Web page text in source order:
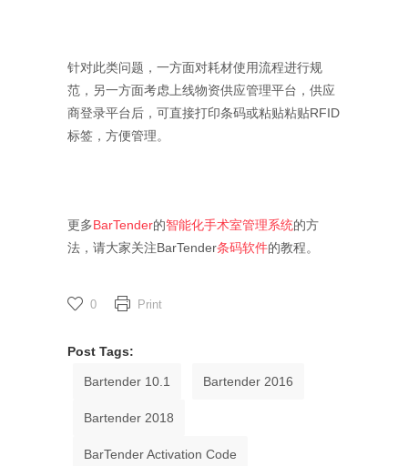
针对此类问题，一方面对耗材使用流程进行规
范，另一方面考虑上线物资供应管理平台，供应
商登录平台后，可直接打印条码或粘贴粘贴RFID
标签，方便管理。
更多BarTender的智能化手术室管理系统的方
法，请大家关注BarTender条码软件的教程。
0 Print
Post Tags:
Bartender 10.1 Bartender 2016
Bartender 2018
BarTender Activation Code